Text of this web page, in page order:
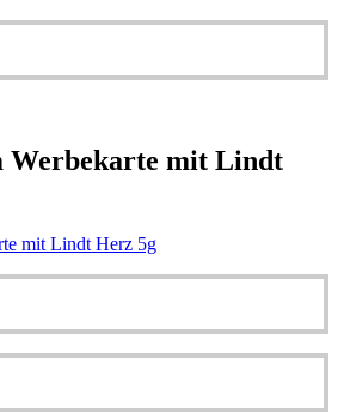
Werbekarte mit Lindt
mit Lindt Herz 5g